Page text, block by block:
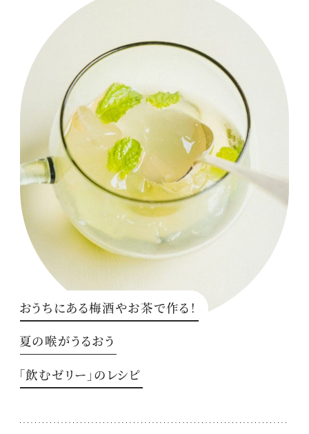
おうちにある梅酒やお茶で作る！
夏の喉がうるおう
「飲むゼリー」のレシピ